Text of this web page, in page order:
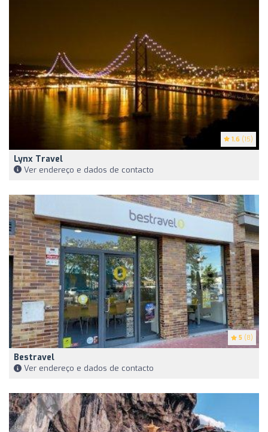
1.6 (15)
Lynx Travel
Ver endereço e dados de contacto
5 (8)
Bestravel
Ver endereço e dados de contacto